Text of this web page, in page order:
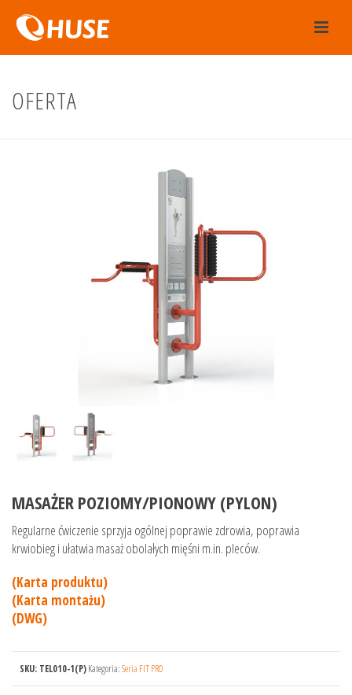
OFERTA
MASAŻER POZIOMY/PIONOWY (PYLON)
Regularne ćwiczenie sprzyja ogólnej poprawie zdrowia, poprawia
krwiobieg i ułatwia masaż obolałych mięśni m.in. pleców.
(Karta produktu)
(Karta montażu)
(DWG)
SKU: TEL010-1(P)Kategoria:Seria FIT PRO